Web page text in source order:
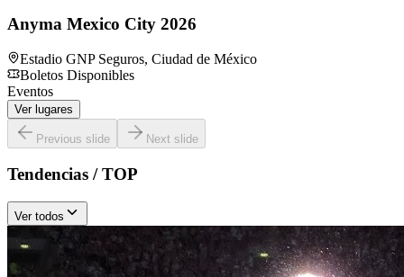
Anyma Mexico City 2026
Estadio GNP Seguros, Ciudad de México
Boletos Disponibles
Eventos
Ver lugares
Previous slide Next slide
Tendencias / TOP
Ver todos